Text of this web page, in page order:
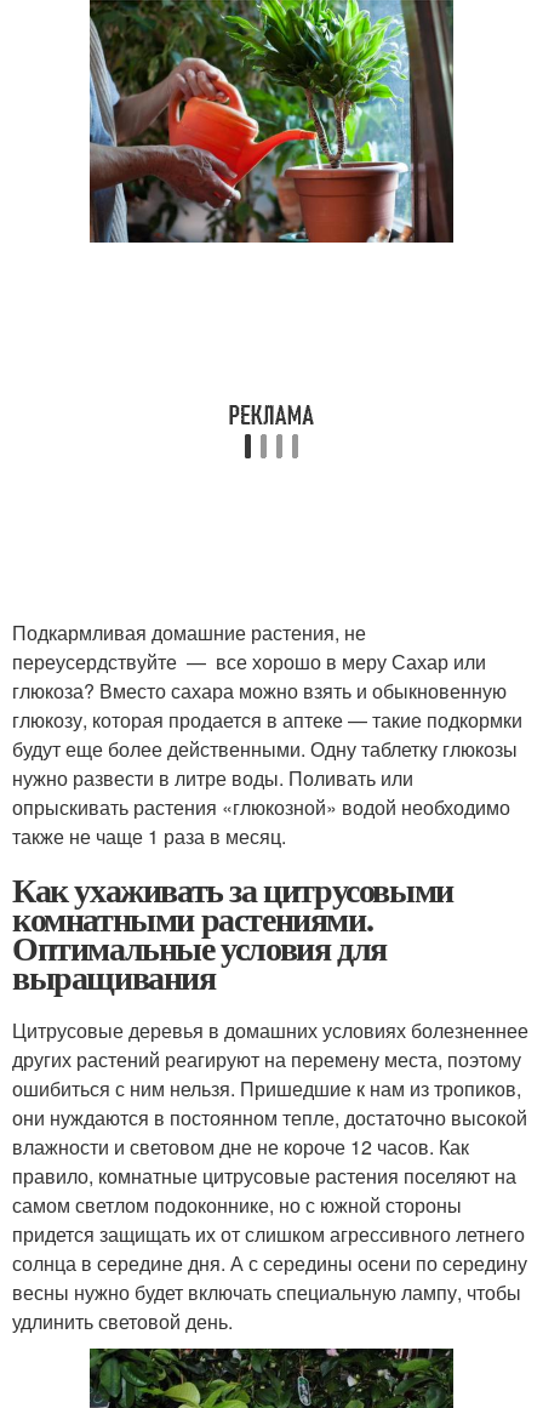
Подкармливая домашние растения, не
переусердствуйте — все хорошо в меру Сахар или
глюкоза? Вместо сахара можно взять и обыкновенную
глюкозу, которая продается в аптеке — такие подкормки
будут еще более действенными. Одну таблетку глюкозы
нужно развести в литре воды. Поливать или
опрыскивать растения «глюкозной» водой необходимо
также не чаще 1 раза в месяц.
Как ухаживать за цитрусовыми
комнатными растениями.
Оптимальные условия для
выращивания
Цитрусовые деревья в домашних условиях болезненнее
других растений реагируют на перемену места, поэтому
ошибиться с ним нельзя. Пришедшие к нам из тропиков,
они нуждаются в постоянном тепле, достаточно высокой
влажности и световом дне не короче 12 часов. Как
правило, комнатные цитрусовые растения поселяют на
самом светлом подоконнике, но с южной стороны
придется защищать их от слишком агрессивного летнего
солнца в середине дня. А с середины осени по середину
весны нужно будет включать специальную лампу, чтобы
удлинить световой день.